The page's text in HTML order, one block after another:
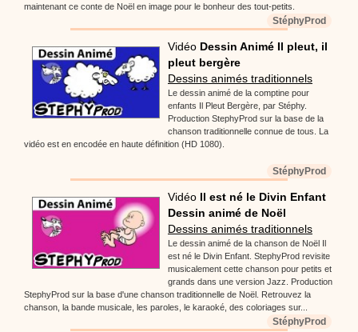
maintenant ce conte de Noël en image pour le bonheur des tout-petits.
StéphyProd
Vidéo Dessin Animé Il pleut, il
pleut bergère
Dessins animés traditionnels
Le dessin animé de la comptine pour
enfants Il Pleut Bergère, par Stéphy.
Production StephyProd sur la base de la
chanson traditionnelle connue de tous. La
vidéo est en encodée en haute définition (HD 1080).
StéphyProd
Vidéo Il est né le Divin Enfant
Dessin animé de Noël
Dessins animés traditionnels
Le dessin animé de la chanson de Noël Il
est né le Divin Enfant. StephyProd revisite
musicalement cette chanson pour petits et
grands dans une version Jazz. Production
StephyProd sur la base d'une chanson traditionnelle de Noël. Retrouvez la
chanson, la bande musicale, les paroles, le karaoké, des coloriages sur...
StéphyProd